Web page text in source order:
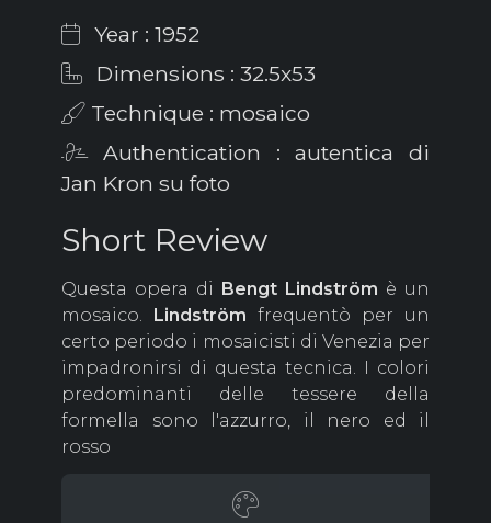
Year : 1952
Dimensions : 32.5x53
Technique : mosaico
Authentication : autentica di
Jan Kron su foto
Short Review
Questa opera di Bengt Lindström è un
mosaico. Lindström frequentò per un
certo periodo i mosaicisti di Venezia per
impadronirsi di questa tecnica. I colori
predominanti delle tessere della
formella sono l'azzurro, il nero ed il
rosso